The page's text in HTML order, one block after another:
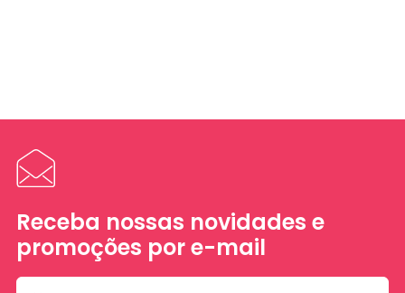
Receba nossas novidades e
promoções por e-mail